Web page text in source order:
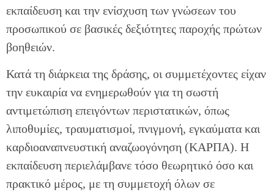
εκπαίδευση και την ενίσχυση των γνώσεων του
προσωπικού σε βασικές δεξιότητες παροχής πρώτων
βοηθειών.
Κατά τη διάρκεια της δράσης, οι συμμετέχοντες είχαν
την ευκαιρία να ενημερωθούν για τη σωστή
αντιμετώπιση επειγόντων περιστατικών, όπως
λιποθυμίες, τραυματισμοί, πνιγμονή, εγκαύματα και
καρδιοαναπνευστική αναζωογόνηση (ΚΑΡΠΑ). Η
εκπαίδευση περιελάμβανε τόσο θεωρητικό όσο και
πρακτικό μέρος, με τη συμμετοχή όλων σε